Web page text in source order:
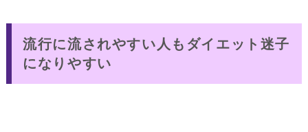
流行に流されやすい人もダイエット迷子
になりやすい